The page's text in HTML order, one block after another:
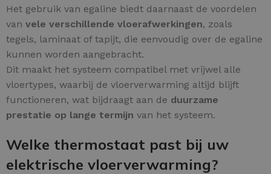
Het gebruik van egaline biedt daarnaast de voordelen
van vele verschillende vloerafwerkingen, zoals
tegels, laminaat of tapijt, die eenvoudig over de egaline
kunnen worden aangebracht.
Dit maakt het systeem compatibel met vrijwel alle
vloertypes, waarbij de vloerverwarming altijd blijft
functioneren, wat bijdraagt aan de duurzame
prestatie op lange termijn van het systeem.
Welke thermostaat past bij uw
elektrische vloerverwarming?